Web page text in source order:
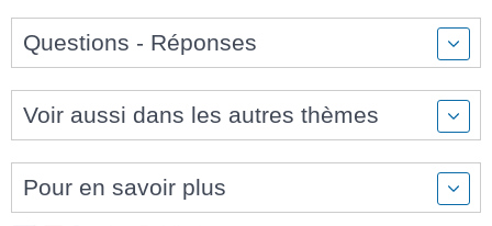
Questions - Réponses
Voir aussi dans les autres thèmes
Pour en savoir plus